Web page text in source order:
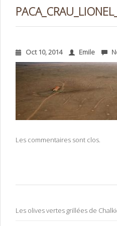
Oct 10, 2014 Emile
Les commentaires sont clos.
Les olives vertes grillées de